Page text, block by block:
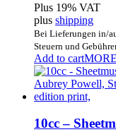
Plus 19% VAT
plus shipping
Bei Lieferungen in/
Steuern und
Add to cart
10cc –